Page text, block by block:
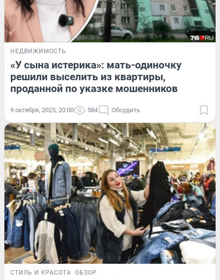
НЕДВИЖИМОСТЬ
«У сына истерика»: мать-одиночку
решили выселить из квартиры,
проданной по указке мошенников
9 октября, 2025, 20:00 584 Обсудить
СТИЛЬ И КРАСОТА ОБЗОР